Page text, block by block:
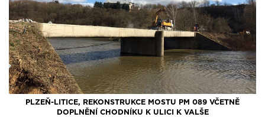
PLZEŇ-LITICE, REKONSTRUKCE MOSTU PM 089 VČETNĚ
DOPLNĚNÍ CHODNÍKU K ULICI K VALŠE